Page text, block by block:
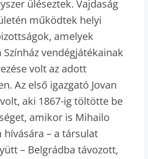
üléseztek. Vajdaság
működtek helyi
amelyek
Színház vendégjátékainak
volt az adott
Az első igazgató Jovan
aki 1867-ig töltötte be
amikor is Mihailo
hívására – a társulat
– Belgrádba távozott,